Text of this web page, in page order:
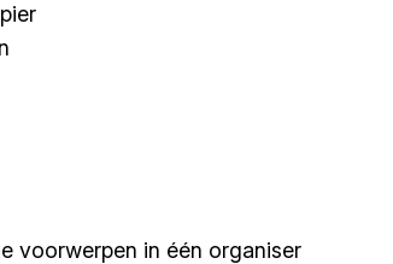
voorwerpen in één organiser